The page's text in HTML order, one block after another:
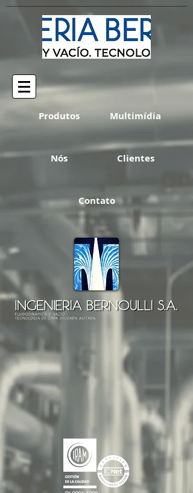
Produtos
Nós
Multimídia
Clientes
Contato